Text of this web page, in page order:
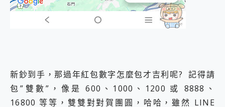
新鈔到手，那過年紅包數字怎麼包才吉利呢? 記得請
包”雙數”，像是 600、1000、1200 或 8888、
16800 等等，雙雙對對賀團圓，哈哈，雖然 LINE